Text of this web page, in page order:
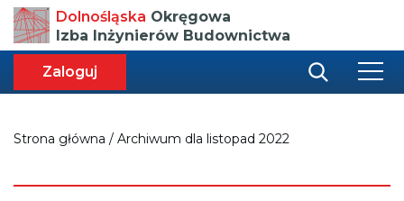
Przenosi
do
strony
głównej
Dolnośląska Okręgowa
Izba Inżynierów Budownictwa
Zaloguj
Strona główna / Archiwum dla listopad 2022